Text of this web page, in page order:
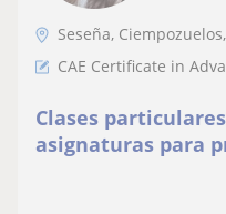
Seseña,
CAE Certificate in
Clases
asignaturas para